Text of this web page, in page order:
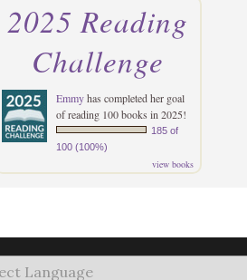
2025 Reading
Challenge
Emmyhas completed her goal
of reading 100 books in 2025!
185 of
100 (100%)
view books